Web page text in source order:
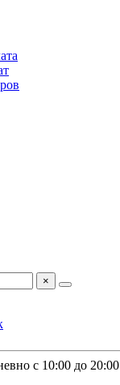
×
с 10:00 до 20:00